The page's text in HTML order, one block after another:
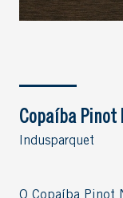
Copaíba Pinot
Indusparquet